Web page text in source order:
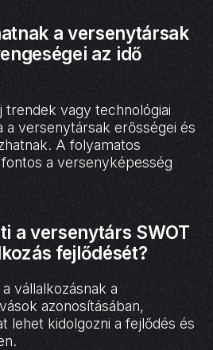
a versenytársak
az idő
trendek vagy technológiai
a versenytársak erősségei és
A folyamatos
a versenyképesség
a versenytárs SWOT
fejlődését?
vállalkozásnak a
azonosításában,
lehet kidolgozni a fejlődés és